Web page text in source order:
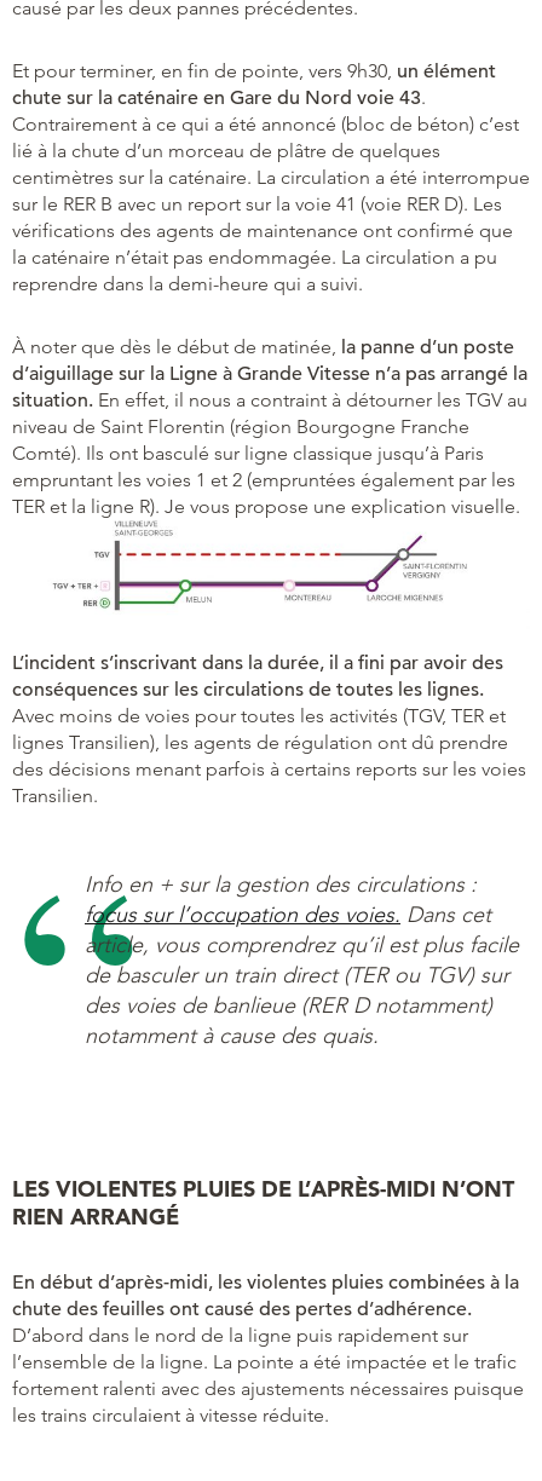
causé par les deux pannes précédentes.
Et pour terminer, en fin de pointe, vers 9h30, un élément
chute sur la caténaire en Gare du Nord voie 43.
Contrairement à ce qui a été annoncé (bloc de béton) c’est
lié à la chute d’un morceau de plâtre de quelques
centimètres sur la caténaire. La circulation a été interrompue
sur le RER B avec un report sur la voie 41 (voie RER D). Les
vérifications des agents de maintenance ont confirmé que
la caténaire n’était pas endommagée. La circulation a pu
reprendre dans la demi-heure qui a suivi.
À noter que dès le début de matinée, la panne d’un poste
d’aiguillage sur la Ligne à Grande Vitesse n’a pas arrangé la
situation. En effet, il nous a contraint à détourner les TGV au
niveau de Saint Florentin (région Bourgogne Franche
Comté). Ils ont basculé sur ligne classique jusqu’à Paris
empruntant les voies 1 et 2 (empruntées également par les
TER et la ligne R). Je vous propose une explication visuelle.
L’incident s’inscrivant dans la durée, il a fini par avoir des
conséquences sur les circulations de toutes les lignes.
Avec moins de voies pour toutes les activités (TGV, TER et
lignes Transilien), les agents de régulation ont dû prendre
des décisions menant parfois à certains reports sur les voies
Transilien.
Info en + sur la gestion des circulations :
focus sur l’occupation des voies. Dans cet
article, vous comprendrez qu’il est plus facile
de basculer un train direct (TER ou TGV) sur
des voies de banlieue (RER D notamment)
notamment à cause des quais.
LES VIOLENTES PLUIES DE L’APRÈS-MIDI N’ONT
RIEN ARRANGÉ
En début d’après-midi, les violentes pluies combinées à la
chute des feuilles ont causé des pertes d’adhérence.
D’abord dans le nord de la ligne puis rapidement sur
l’ensemble de la ligne. La pointe a été impactée et le trafic
fortement ralenti avec des ajustements nécessaires puisque
les trains circulaient à vitesse réduite.